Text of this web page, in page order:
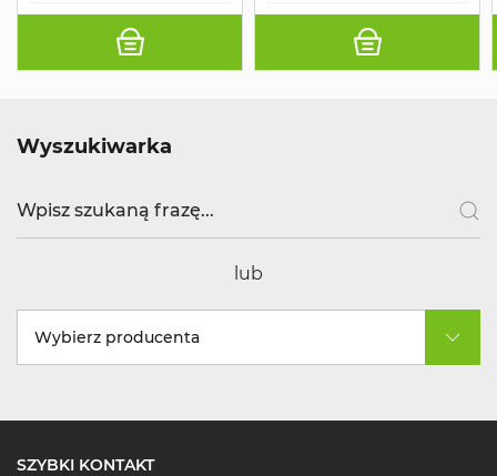
Wyszukiwarka
lub
Wybierz producenta
SZYBKI KONTAKT